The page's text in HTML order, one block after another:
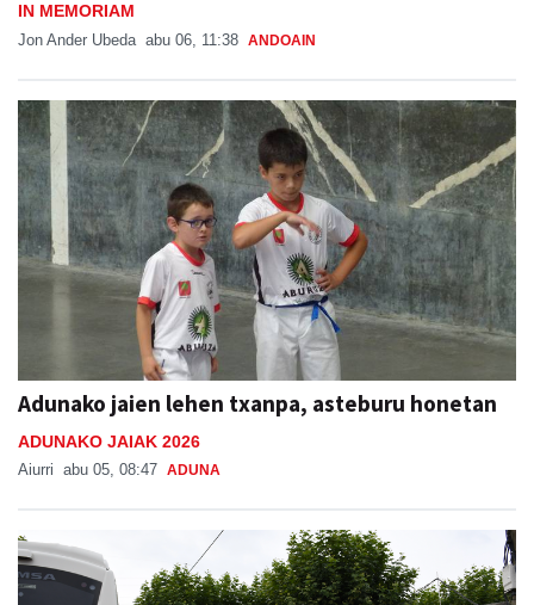
IN MEMORIAM
Jon Ander Ubeda abu 06, 11:38 ANDOAIN
Adunako jaien lehen txanpa, asteburu honetan
ADUNAKO JAIAK 2026
Aiurri abu 05, 08:47 ADUNA